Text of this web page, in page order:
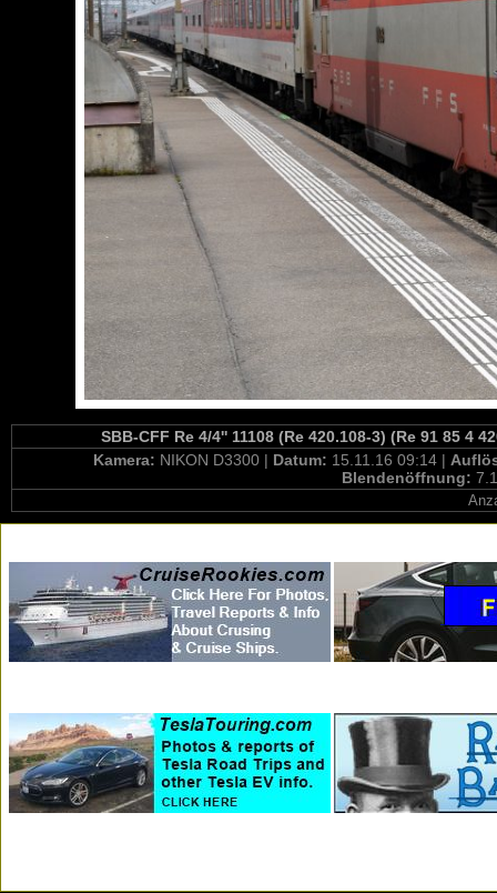
SBB-CFF Re 4/4'' 11108 (Re 420.108-3) (Re 91 85 4
Kamera: NIKON D3300 | Datum: 15.11.16 09:14 |
Blendenöffnung: